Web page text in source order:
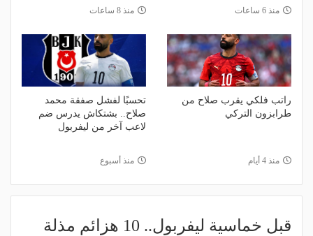
منذ 6 ساعات منذ 8 ساعات
راتب فلكي يقرب صلاح من
طرابزون التركي
منذ 4 أيام
تحسبًا لفشل صفقة محمد
صلاح.. بشتكاش يدرس ضم
لاعب آخر من ليفربول
منذ أسبوع
قبل خماسية ليفربول.. 10 هزائم مذلة